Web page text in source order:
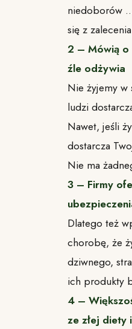
niedoborów
się z
2 – Mówią o
źle odżywia
Nie żyjemy w
ludzi
Nawet, jeśli
dostarcza
Nie ma
3 – Firmy
Dlatego też
chorobę, że
dziwnego,
ich produkty
4 –
ze złej diety